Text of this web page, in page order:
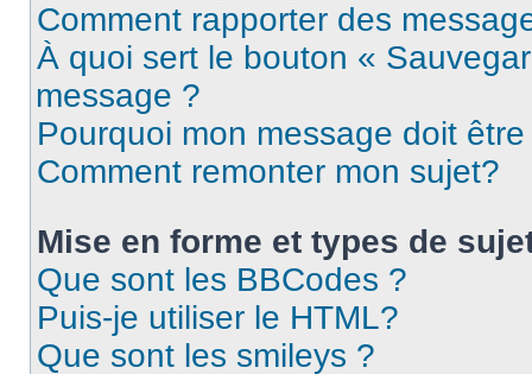
Comment rapporter des
À quoi sert le bouton «
message ?
Pourquoi mon message doit
Comment remonter mon sujet?
Mise en forme et types de
Que sont les BBCodes ?
Puis-je utiliser le HTML?
Que sont les smileys ?